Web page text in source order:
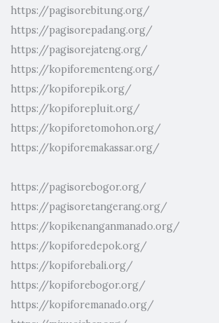
https://pagisorebitung.org/
https://pagisorepadang.org/
https://pagisorejateng.org/
https://kopiforementeng.org/
https://kopiforepik.org/
https://kopiforepluit.org/
https://kopiforetomohon.org/
https://kopiforemakassar.org/
https://pagisorebogor.org/
https://pagisoretangerang.org/
https://kopikenanganmanado.org/
https://kopiforedepok.org/
https://kopiforebali.org/
https://kopiforebogor.org/
https://kopiforemanado.org/